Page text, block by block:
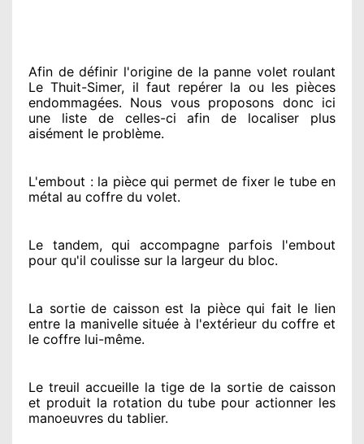
Afin de définir l'originede la panne volet roulant
Le Thuit-Simer, il faut repérer la ou les pièces
endommagées. Nous vous proposons donc ici
une liste de celles-ci afin de localiser plus
aisément le problème.
L'embout : la pièce qui permet de fixer le tube en
métal au coffre du volet.
Le tandem, qui accompagne parfois l'embout
pour qu'il coulisse sur la largeur du bloc.
La sortie de caisson est la pièce qui fait le lien
entre la manivelle située à l'extérieurdu coffre et
le coffre lui-même.
Le treuil accueille la tige de la sortie de caisson
et produit la rotation du tube pour actionner les
manoeuvres du tablier.